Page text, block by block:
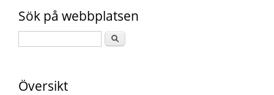
Sök på webbplatsen
Översikt